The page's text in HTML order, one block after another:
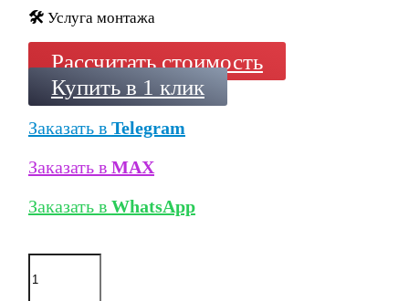
🛠️ Услуга монтажа
Рассчитать стоимость
Купить в 1 клик
Заказать в Telegram
Заказать в MAX
Заказать в WhatsApp
Количество
товара